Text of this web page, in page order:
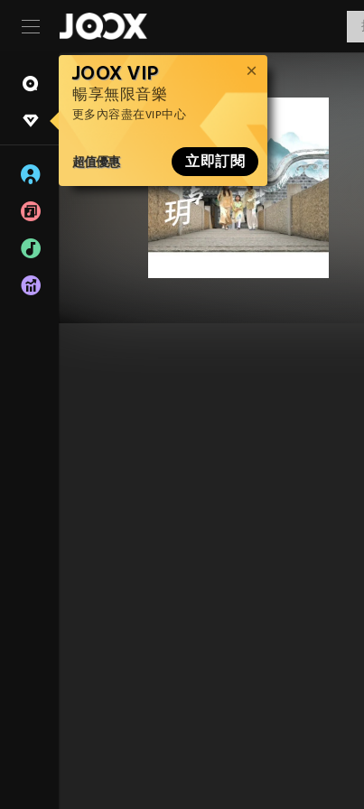
JOOX VIP
暢享無限音樂
更多內容盡在VIP中心
超值優惠 立即訂閱